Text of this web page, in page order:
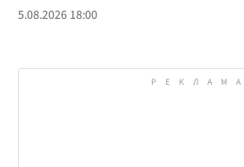
5.08.2026 18:00